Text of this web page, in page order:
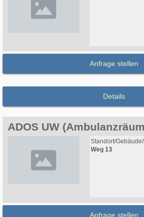
Anfrage stellen
Details
ADOS UW
Standort/
Weg 13
Anfrage stellen